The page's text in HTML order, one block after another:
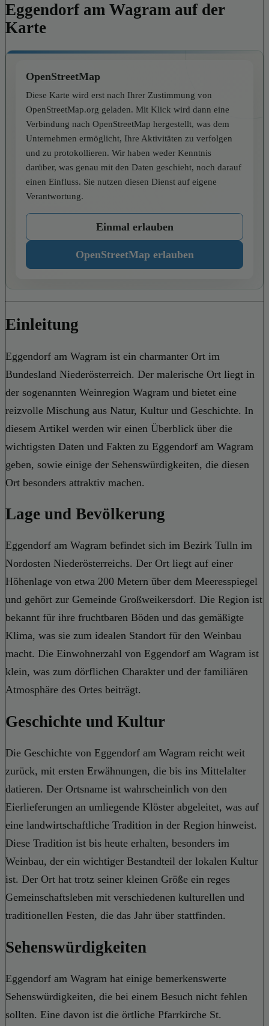
Eggendorf am Wagram auf der
Karte
OpenStreetMap
Diese Karte wird erst nach Ihrer Zustimmung von
OpenStreetMap.org geladen. Mit Klick wird dann eine
Verbindung nach OpenStreetMap hergestellt, was dem
Unternehmen ermöglicht, Ihre Aktivitäten zu verfolgen
und zu protokollieren. Wir haben weder Kenntnis
darüber, was genau mit den Daten geschieht, noch darauf
einen Einfluss. Sie nutzen diesen Dienst auf eigene
Verantwortung.
Einmal erlauben
OpenStreetMap erlauben
Einleitung
Eggendorf am Wagram ist ein charmanter Ort im
Bundesland Niederösterreich. Der malerische Ort liegt in
der sogenannten Weinregion Wagram und bietet eine
reizvolle Mischung aus Natur, Kultur und Geschichte. In
diesem Artikel werden wir einen Überblick über die
wichtigsten Daten und Fakten zu Eggendorf am Wagram
geben, sowie einige der Sehenswürdigkeiten, die diesen
Ort besonders attraktiv machen.
Lage und Bevölkerung
Eggendorf am Wagram befindet sich im Bezirk Tulln im
Nordosten Niederösterreichs. Der Ort liegt auf einer
Höhenlage von etwa 200 Metern über dem Meeresspiegel
und gehört zur Gemeinde Großweikersdorf. Die Region ist
bekannt für ihre fruchtbaren Böden und das gemäßigte
Klima, was sie zum idealen Standort für den Weinbau
macht. Die Einwohnerzahl von Eggendorf am Wagram ist
klein, was zum dörflichen Charakter und der familiären
Atmosphäre des Ortes beiträgt.
Geschichte und Kultur
Die Geschichte von Eggendorf am Wagram reicht weit
zurück, mit ersten Erwähnungen, die bis ins Mittelalter
datieren. Der Ortsname ist wahrscheinlich von den
Eierlieferungen an umliegende Klöster abgeleitet, was auf
eine landwirtschaftliche Tradition in der Region hinweist.
Diese Tradition ist bis heute erhalten, besonders im
Weinbau, der ein wichtiger Bestandteil der lokalen Kultur
ist. Der Ort hat trotz seiner kleinen Größe ein reges
Gemeinschaftsleben mit verschiedenen kulturellen und
traditionellen Festen, die das Jahr über stattfinden.
Sehenswürdigkeiten
Eggendorf am Wagram hat einige bemerkenswerte
Sehenswürdigkeiten, die bei einem Besuch nicht fehlen
sollten. Eine davon ist die örtliche Pfarrkirche St.